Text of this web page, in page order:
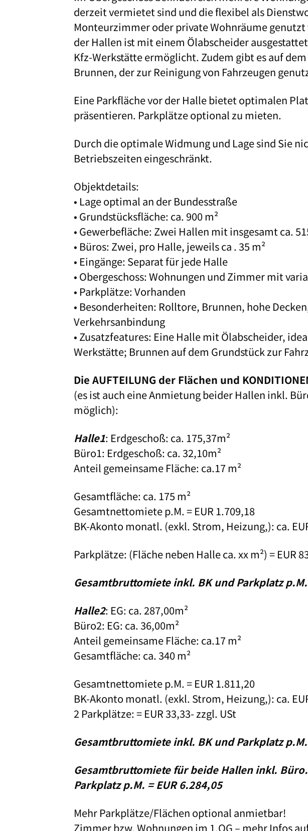
derzeit vermietet sind und die flexibel als
Monteurzimmer oder private Wohnräume
der Hallen ist mit einem Ölabscheider
Kfz-Werkstätte ermöglicht. Zudem gibt es auf
Brunnen, der zur Reinigung von Fahrzeugen
Eine Parkfläche vor der Halle bietet optimalen
präsentieren. Parkplätze optional zu mieten.
Durch die optimale Widmung und Lage sind Sie
Betriebszeiten eingeschränkt.
Objektdetails:
• Lage optimal an der Bundesstraße
• Grundstücksfläche: ca. 900 m²
• Gewerbefläche: Zwei Hallen mit insgesamt ca.
• Büros: Zwei, pro Halle, jeweils ca . 35 m²
• Eingänge: Separat für jede Halle
• Obergeschoss: Wohnungen und Zimmer mit
• Parkplätze: Vorhanden
• Besonderheiten: Rolltore, Brunnen, hohe
Verkehrsanbindung
• Zusatzfeatures: Eine Halle mit Ölabscheider,
Werkstätte; Brunnen auf dem Grundstück zur
Die AUFTEILUNG der Flächen und
(es ist auch eine Anmietung beider Hallen inkl.
möglich):
Halle1: Erdgeschoß: ca. 175,37m²
Büro1: Erdgeschoß: ca. 32,10m²
Anteil gemeinsame Fläche: ca.17 m²
Gesamtfläche: ca. 175 m²
Gesamtnettomiete p.M. = EUR 1.709,18
BK-Akonto monatl. (exkl. Strom, Heizung,): ca.
Parkplätze: (Fläche neben Halle ca. xx m²) = EUR
Gesamtbruttomiete inkl. BK und Parkplatz p.M.
Halle2: EG: ca. 287,00m²
Büro2: EG: ca. 36,00m²
Anteil gemeinsame Fläche: ca.17 m²
Gesamtfläche: ca. 340 m²
Gesamtnettomiete p.M. = EUR 1.811,20
BK-Akonto monatl. (exkl. Strom, Heizung,): ca.
2 Parkplätze: = EUR 33,33- zzgl. USt
Gesamtbruttomiete inkl. BK und Parkplatz p.M.
Gesamtbruttomiete für beide Hallen inkl.
Parkplatz p.M. = EUR 6.284,05
Mehr Parkplätze/Flächen optional anmietbar!
Zimmer bzw. Wohnungen im 1.OG – mehr Infos